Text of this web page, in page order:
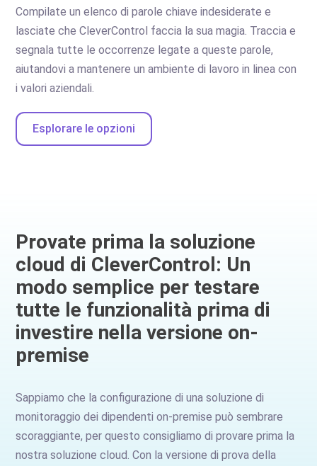
Compilate un elenco di parole chiave indesiderate e
lasciate che CleverControl faccia la sua magia. Traccia e
segnala tutte le occorrenze legate a queste parole,
aiutandovi a mantenere un ambiente di lavoro in linea con
i valori aziendali.
Esplorare le opzioni
Provate prima la soluzione
cloud di CleverControl: Un
modo semplice per testare
tutte le funzionalità prima di
investire nella versione on-
premise
Sappiamo che la configurazione di una soluzione di
monitoraggio dei dipendenti on-premise può sembrare
scoraggiante, per questo consigliamo di provare prima la
nostra soluzione cloud. Con la versione di prova della